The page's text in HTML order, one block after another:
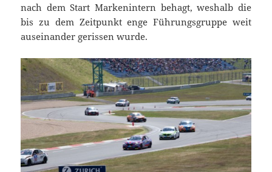
nach dem Start Markenintern behagt, weshalb die
bis zu dem Zeitpunkt enge Führungsgruppe weit
auseinander gerissen wurde.